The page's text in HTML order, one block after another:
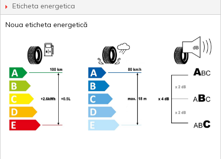
Eticheta energetica
Noua eticheta energetică